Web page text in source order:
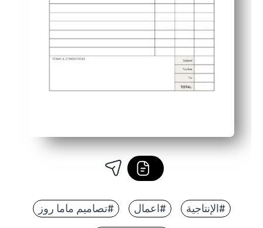
#الإنتاجية #اعمال #تصاميم ماما روز